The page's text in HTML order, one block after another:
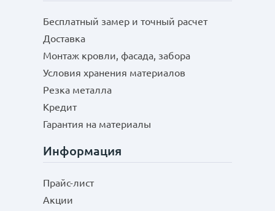
Бесплатный замер и точный расчет
Доставка
Монтаж кровли, фасада, забора
Условия хранения материалов
Резка металла
Кредит
Гарантия на материалы
Информация
Прайс-лист
Акции